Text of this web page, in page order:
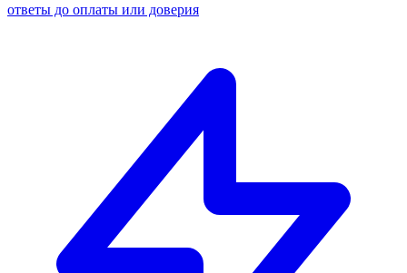
ответы до оплаты или доверия